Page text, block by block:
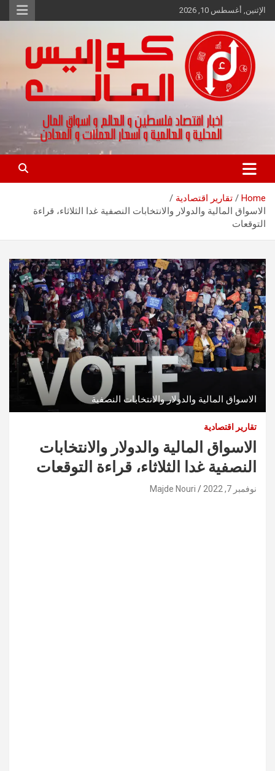
Skip
to
الإثنين, أغسطس 10, 2026
كواليس المال
اخبار اقتصاد فلسطين و العالم و تقارير اسواق المال و العملات
Home
تقارير اقتصادية
الاسواق المالية والدولار والانتخابات النصفية غدا الثلاثاء، قراءة
التوقعات
الاسواق المالية والدولار والانتخابات النصفية
تقارير اقتصادية
الاسواق المالية والدولار والانتخابات
النصفية غدا الثلاثاء، قراءة التوقعات
نوفمبر 7, 2022 Majde Nouri